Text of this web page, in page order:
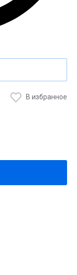
В избранное